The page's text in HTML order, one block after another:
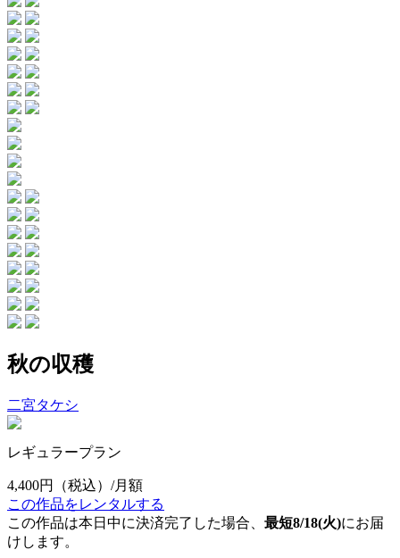
秋の収穫
二宮タケシ
レギュラープラン
4,400円
（税込）/月額
この作品をレンタルする
この作品は本日中に決済完了した場合、 最短8/18(火)にお届
けします。